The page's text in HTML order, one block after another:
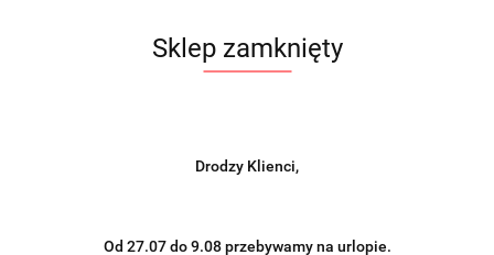
Sklep zamknięty
Drodzy Klienci,
Od 27.07 do 9.08 przebywamy na urlopie.